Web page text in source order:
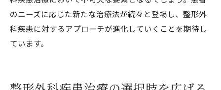
のニーズに応じた新たな治療法が続々と登場し、整形外
科疾患に対するアプローチが進化していくことを期待し
ています。